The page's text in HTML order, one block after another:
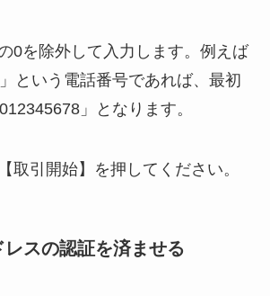
0を除外して入力します。例えば
という電話番号であれば、最初
」となります。
取引開始】を押してください。
スの認証を済ませる